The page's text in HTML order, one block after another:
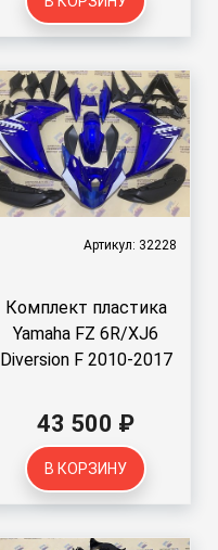
Артикул: 32228
Комплект пластика
Yamaha FZ 6R/XJ6
Diversion F 2010-2017
43 500 ₽
В КОРЗИНУ